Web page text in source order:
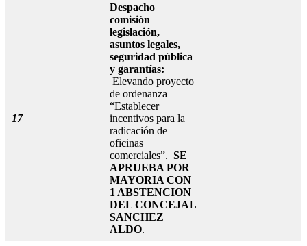
17
Despacho
comisión
legislación,
asuntos legales,
seguridad pública
y garantías:
Elevando proyecto
de ordenanza
“Establecer
incentivos para la
radicación de
oficinas
comerciales”. SE
APRUEBA POR
MAYORIA CON
1 ABSTENCION
DEL CONCEJAL
SANCHEZ
ALDO.